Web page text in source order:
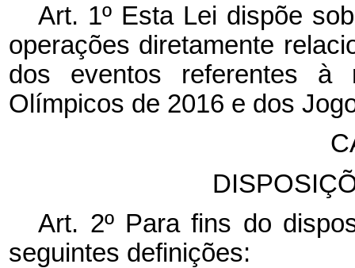
Art. 1º Esta Lei dispõe
operações diretamente
dos eventos referentes à
Olímpicos de 2016 e dos
Art. 2º Para fins do
seguintes definições: